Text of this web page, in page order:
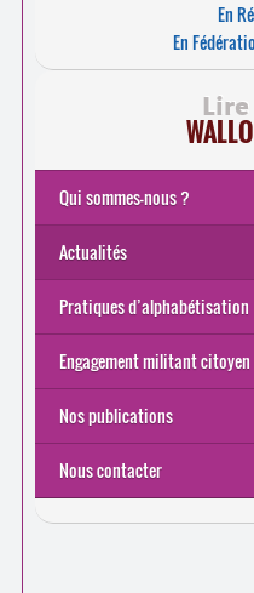
En
En
Qui sommes-nous ?
Actualités
Pratiques d’alphabétisation
Engagement militant citoyen
Nos publications
Nous contacter